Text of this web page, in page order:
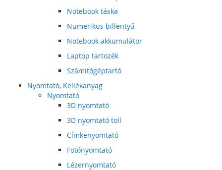
Notebook táska
Numerikus billentyű
Notebook akkumulátor
Laptop tartozék
Számitógéptartó
Nyomtató, Kellékanyag
Nyomtató
3D nyomtató
3D nyomtató toll
Címkenyomtató
Fotónyomtató
Lézernyomtató